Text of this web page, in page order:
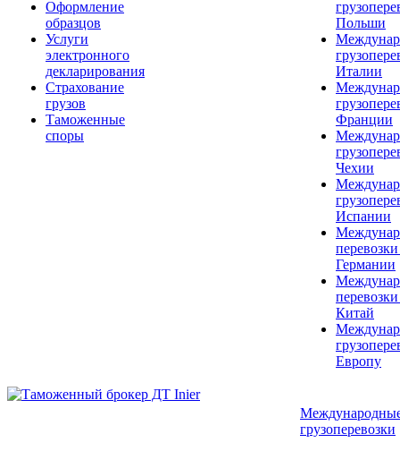
Оформление
образцов
Услуги
электронного
декларирования
Страхование
грузов
Таможенные
споры
Польши
Италии
Франции
Чехии
Испании
Германии
Китай
Европу
грузоперевозки